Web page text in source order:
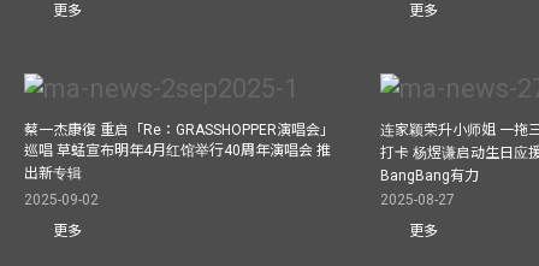
更多
更多
蔡一杰康復 重启「Re：GRASSHOPPER演唱会」
巡唱 草蜢宣布明年4月红馆举行40周年演唱会 推
出新专辑
2025-09-02
更多
连家颖荣升小师姐 一拖
打卡 杨煜谦启动生日应
BangBang有力
2025-08-27
更多